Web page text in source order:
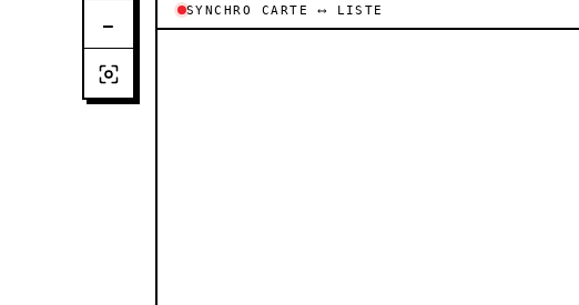
−
SYNCHRO CARTE ⟷ LISTE